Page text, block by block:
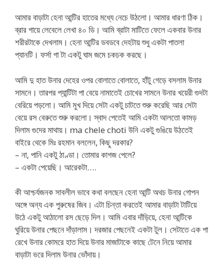
আমার বাড়াটা হেনা আন্টির হাতের মধ্যে নেচে উঠলো। আমার ধারণা ঠিক।
ব্রার গায়ে লেবেলে লেখা ৪০ ডি। আমি ব্রাটা মাটিতে ফেলে একবার উনার
শরীরটাকে দেখলাম। হেনা আন্টির ডবডবে দেহটায় শুধু একটা পাতলা
প্যানটি। ফর্সা গা টা একটু ঘাম জমে চকচক করছে।
আমি দু হাত উনার দেহের ওপর বোলাতে বোলাতে, হাঁটু গেড়ে বসলাম উনার
সামনে। তারপর প্যান্টিটা পা বেয়ে নামাতেই চোখের সামনে উনার খয়েরী গুদটা
বেরিয়ে পড়লো। আমি মুখ দিয়ে সেটা একটু চাটতে শুরু করেছি আর সেটা
বেয়ে রস বেরুতে শুরু করলো। স্বাদ পেতেই আমি একটা আলতো কামড়
দিলাম গুদের মাথায়। ma chele choti উনি একটু গুঙিয়ে উঠতেই
বাইরে থেকে মিঃ রহমান বললেন, কিছু দরকার?
– না, পানি একটু ঠাণ্ডা। তোমার কাগজ পেলে?
– একটা পেয়েছি। আরেকটা….
কী আশ্চর্যজনক সাবলীল ভাবে কথা বলছেন হেনা আন্টি অথচ উনার গোপন
অঙ্গে অন্য এক পুরুষের জিব। এটা চিন্তা করতেই আমার বাড়াটা টাটিয়ে
উঠে একটু আঠালো রস ছেড়ে দিল। আমি এবার দাঁড়িয়ে, হেনা আন্টিকে
ঘুরিয়ে উনার পেছনে দাঁড়ালাম। দরজার পেছনেই একটা টুল। সেটাতে এক পা
রেখে উনার কোমরে হাত দিয়ে উনার মাজাটাকে কাছে টেনে নিয়ে আমার
বাড়াটা ভরে দিলাম উনার ভোঁদায়।